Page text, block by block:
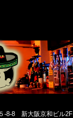
-8-8 新大阪京和ビル2F